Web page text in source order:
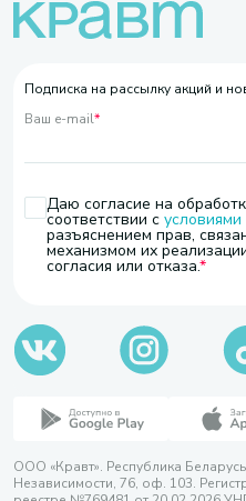
Подписка на рассылку акций и
Ваш e-mail*
Даю согласие на
соответствии с
разъяснением прав,
механизмом их
согласия или отказа.
ООО «Кравт». Республика
Независимости, 76, оф. 103.